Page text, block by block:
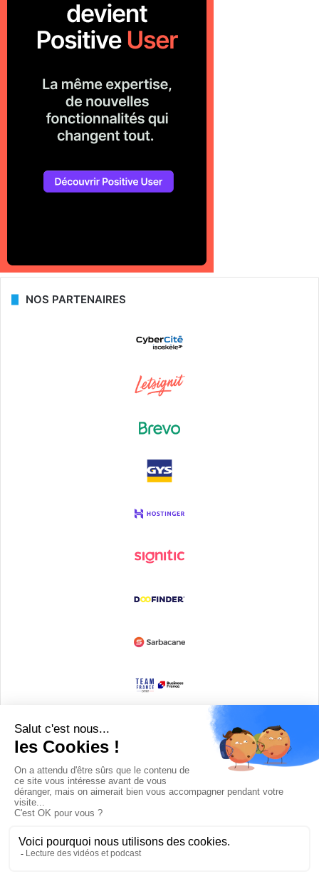
NOS PARTENAIRES
Devenir partenaire
© Copyright 2008 / 2026,DECODE MEDIA, The Innovation Media
Company.All Rights Reserved